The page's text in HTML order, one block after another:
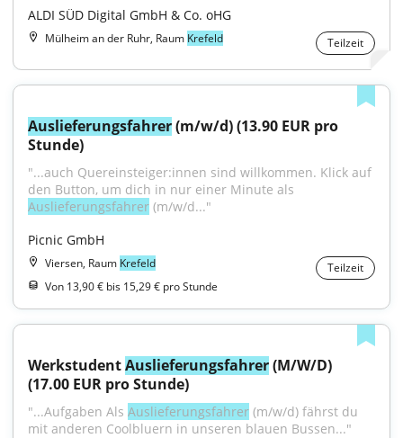
ALDI SÜD Digital GmbH & Co. oHG
Mülheim an der Ruhr, Raum Krefeld Teilzeit
Auslieferungsfahrer (m/w/d) (13.90 EUR pro
Stunde)
"...auch Quereinsteiger:innen sind willkommen. Klick auf
Auslieferungsfahrer (m/w/d..."
Picnic GmbH
Viersen, Raum Krefeld
Teilzeit
Von 13,90 € bis 15,29 € pro Stunde
Werkstudent Auslieferungsfahrer (M/W/D)
(17.00 EUR pro Stunde)
"...Aufgaben Als Auslieferungsfahrer (m/w/d) fährst du
mit anderen Coolbluern in unseren blauen Bussen..."